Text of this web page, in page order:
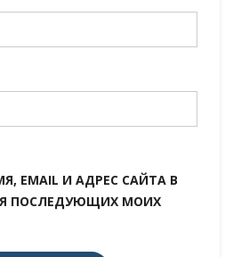
EMAIL И АДРЕС САЙТА В
ПОСЛЕДУЮЩИХ МОИХ